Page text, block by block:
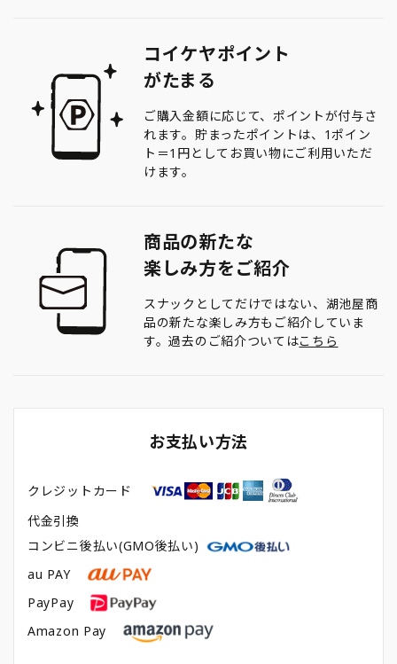
コイケヤポイント
がたまる
ご購入金額に応じて、ポイントが付与さ
れます。貯まったポイントは、1ポイン
ト＝1円としてお買い物にご利用いただ
けます。
商品の新たな
楽しみ方をご紹介
スナックとしてだけではない、湖池屋商
品の新たな楽しみ方もご紹介していま
す。過去のご紹介ついてはこちら
お支払い方法
クレジットカード
代金引換
コンビニ後払い(GMO後払い)
au PAY
PayPay
Amazon Pay